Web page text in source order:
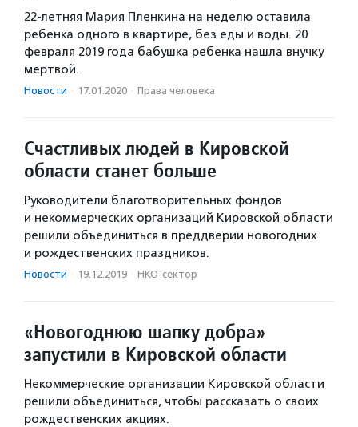
22-летняя Мария Пленкина на неделю оставила
ребенка одного в квартире, без еды и воды. 20
февраля 2019 года бабушка ребенка нашла внучку
мертвой.
Новости · 17.01.2020 · Права человека
Счастливых людей в Кировской
области станет больше
Руководители благотворительных фондов
и некоммерческих организаций Кировской области
решили объединиться в преддверии новогодних
и рождественских праздников.
Новости · 19.12.2019 · НКО-сектор
«Новогоднюю шапку добра»
запустили в Кировской области
Некоммерческие организации Кировской области
решили объединиться, чтобы рассказать о своих
рождественских акциях.